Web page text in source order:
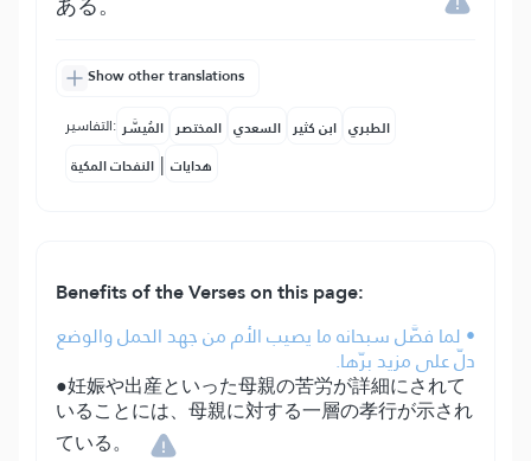
ある。
Show other translations
التفاسير: المُيسَّر المختصر السعدي ابن كثير الطبري
النفحات المكية | هدايات
Benefits of the Verses on this page:
• لما فصَّل سبحانه ما يصيب الأم من جهد الحمل والوضع
دلّ على مزيد برّها.
●妊娠や出産といった母親の苦労が詳細にされて
いることには、母親に対する一層の孝行が示され
ている。